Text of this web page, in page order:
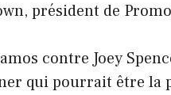
président de
contre Joey
qui pourrait être la